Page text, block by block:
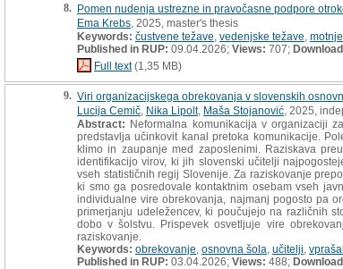
8. Pomen nudenja ustrezne in pravočasne podpore
Ema Krebs , 2025, master's thesis
Keywords: čustvene težave vedenjske težave motnje
Published in RUP: 09.04.2026; Views: 707;
Full text(1,35 MB)
9. Viri organizacijskega obrekovanja v slovenskih
Lucija Cemič Nika Lipolt, Maša Stojanović , 2025,
Abstract: Neformalna komunikacija v organizaciji
predstavlja učinkovit kanal pretoka komunikacije.
klimo in zaupanje med zaposlenimi. Raziskava
identifikacijo virov, ki jih slovenski učitelji
vseh statističnih regij Slovenije. Za raziskovanje
ki smo ga posredovale kontaktnim osebam vseh
individualne vire obrekovanja, najmanj pogosto pa
primerjanju udeležencev, ki poučujejo na različnih
dobo v šolstvu. Prispevek osvetljuje vire
raziskovanje.
Keywords: obrekovanje osnovna šola učitelji
Published in RUP: 03.04.2026; Views: 488;